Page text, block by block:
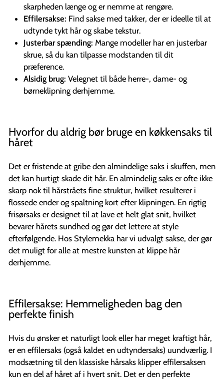
skarpheden længe og er nemme at rengøre.
Effilersakse: Find sakse med takker, der er ideelle til at
udtynde tykt hår og skabe tekstur.
Justerbar spænding: Mange modeller har en justerbar
skrue, så du kan tilpasse modstanden til dit
præference.
Alsidig brug: Velegnet til både herre-, dame- og
børneklipning derhjemme.
Hvorfor du aldrig bør bruge en køkkensaks til
håret
Det er fristende at gribe den almindelige saks i skuffen, men
det kan hurtigt skade dit hår. En almindelig saks er ofte ikke
skarp nok til hårstråets fine struktur, hvilket resulterer i
flossede ender og spaltning kort efter klipningen. En rigtig
frisørsaks er designet til at lave et helt glat snit, hvilket
bevarer hårets sundhed og gør det lettere at style
efterfølgende. Hos Stylemekka har vi udvalgt sakse, der gør
det muligt for alle at mestre kunsten at klippe hår
derhjemme.
Effilersakse: Hemmeligheden bag den
perfekte finish
Hvis du ønsker et naturligt look eller har meget kraftigt hår,
er en effilersaks (også kaldet en udtyndersaks) uundværlig. I
modsætning til den klassiske hårsaks klipper effilersaksen
kun en del af håret af i hvert snit. Det er den perfekte